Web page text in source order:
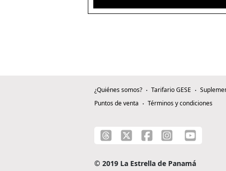
¿Quiénes somos? Tarifario GESE
Puntos de venta
Términos y condiciones
© 2019 La Estrella de Panamá